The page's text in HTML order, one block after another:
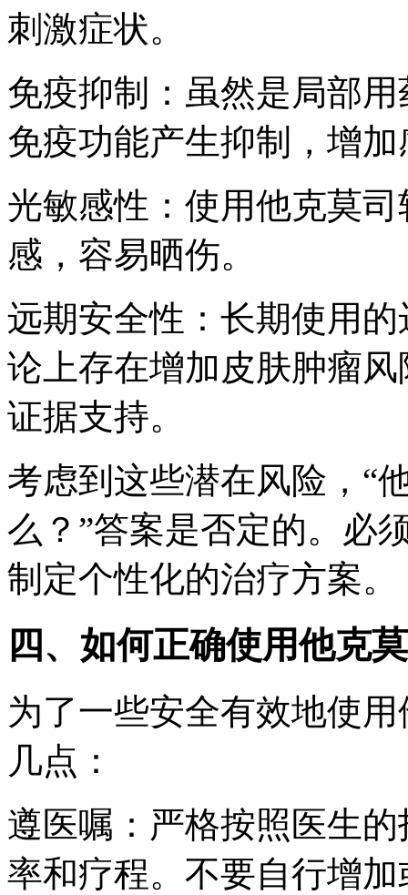
刺激症状。
免疫抑制：虽然是局部
免疫功能产生抑制，增
光敏感性：使用他克莫
感，容易晒伤。
远期安全性：长期使用
论上存在增加皮肤肿瘤
证据支持。
考虑到这些潜在风险，“
么？”答案是否定的。必
制定个性化的治疗方案。
四、如何正确使用他克
为了一些安全有效地使
几点：
遵医嘱：严格按照医生
率和疗程。不要自行增